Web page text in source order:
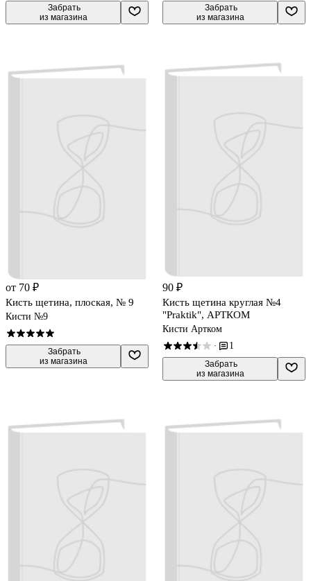
Забрать
из магазина
Забрать
из магазина
от 70 ₽
Кисть щетина, плоская, № 9
Кисти №9
Забрать
из магазина
90 ₽
Кисть щетина круглая №4
"Praktik", АРТКОМ
Кисти Артком
· 1
Забрать
из магазина